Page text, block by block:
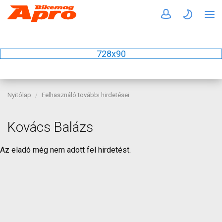
728x90
Nyitólap Felhasználó további hirdetései
Kovács Balázs
Az eladó még nem adott fel hirdetést.